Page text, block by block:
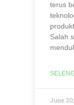
terus
Salah
June